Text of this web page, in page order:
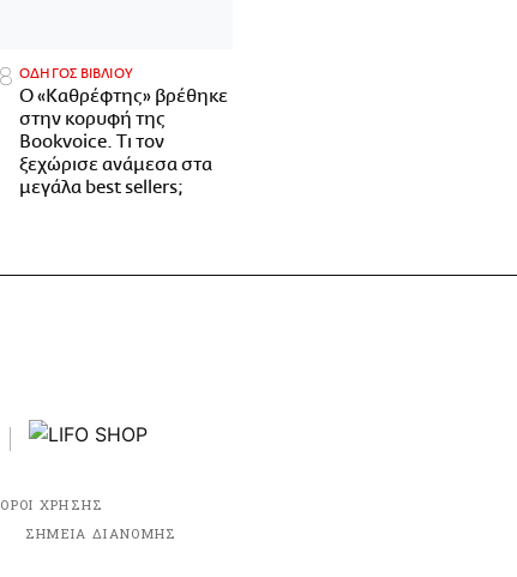
ΟΔΗΓΟΣ ΒΙΒΛΙΟΥ
Ο «Καθρέφτης» βρέθηκε
στην κορυφή της
Bookvoice. Τι τον
ξεχώρισε ανάμεσα στα
μεγάλα best sellers;
ΟΡΟΙ ΧΡΗΣΗΣ
ΣΗΜΕΙΑ ΔΙΑΝΟΜΗΣ